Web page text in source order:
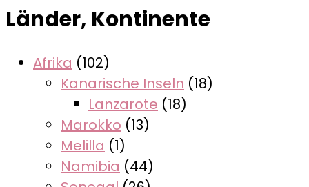
Länder, Kontinente
Afrika (102)
Kanarische Inseln (18)
Lanzarote (18)
Marokko (13)
Melilla (1)
Namibia (44)